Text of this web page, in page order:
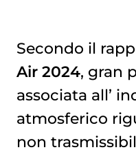
Secondo il
Air 2024, gran
associata all’
atmosferico
non